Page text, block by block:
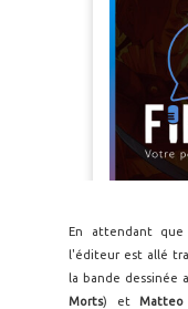
En attendant
l'éditeur est allé
la bande dessinée
Morts) et Matteo